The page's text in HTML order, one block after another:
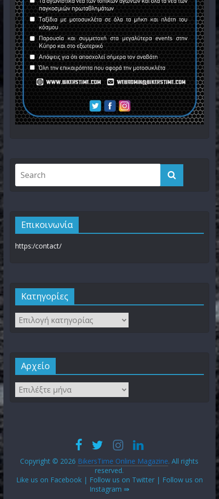
Επικοινωνία
https:/contact/
Kατηγορίες
Αρχείο
Copyright © 2026 BikersTime Online Magazine. All rights
reserved.
Like us on Facebook | Follow us on Twitter | Follow us on
Instagram ⇛